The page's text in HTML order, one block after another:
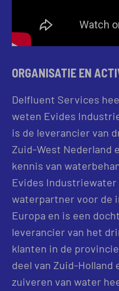
ORGANISATIE EN
Delfluent Services
weten Evides
is de leverancier van
Zuid-West Nederland
kennis van
Evides Industriewater
waterpartner voor de
Europa en is een
leverancier van het
klanten in de
deel van Zuid-Holland
zuiveren van water